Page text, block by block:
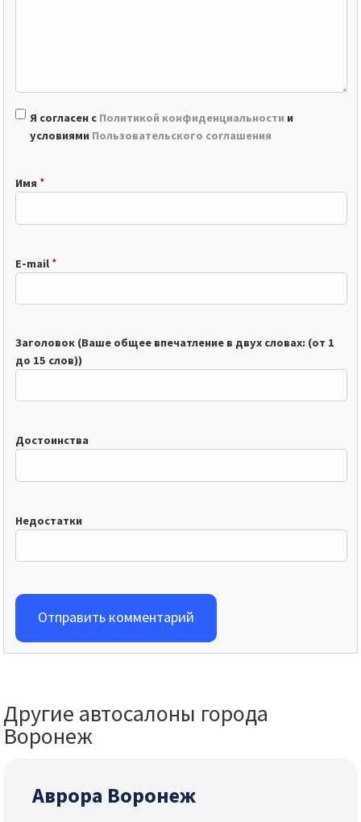
Я согласен с Политикой конфиденциальности и
условиями Пользовательского соглашения
Имя *
E-mail *
Заголовок (Ваше общее впечатление в двух словах: (от 1
до 15 слов))
Достоинства
Недостатки
Отправить комментарий
Другие автосалоны города
Воронеж
Аврора Воронеж